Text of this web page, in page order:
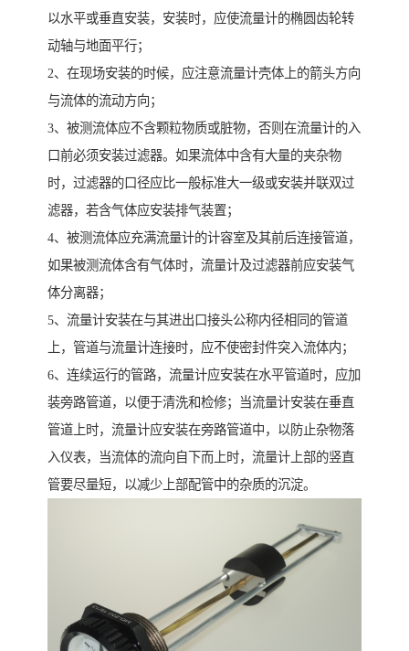
以水平或垂直安装，安装时，应使流量计的椭圆齿轮转
动轴与地面平行；
2、在现场安装的时候，应注意流量计壳体上的箭头方向
与流体的流动方向；
3、被测流体应不含颗粒物质或脏物，否则在流量计的入
口前必须安装过滤器。如果流体中含有大量的夹杂物
时，过滤器的口径应比一般标准大一级或安装并联双过
滤器，若含气体应安装排气装置；
4、被测流体应充满流量计的计容室及其前后连接管道，
如果被测流体含有气体时，流量计及过滤器前应安装气
体分离器；
5、流量计安装在与其进出口接头公称内径相同的管道
上，管道与流量计连接时，应不使密封件突入流体内；
6、连续运行的管路，流量计应安装在水平管道时，应加
装旁路管道，以便于清洗和检修；当流量计安装在垂直
管道上时，流量计应安装在旁路管道中，以防止杂物落
入仪表，当流体的流向自下而上时，流量计上部的竖直
管要尽量短，以减少上部配管中的杂质的沉淀。